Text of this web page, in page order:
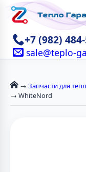
+7 (982)
sale@teplo-
→ Запчасти для
→ WhiteNord